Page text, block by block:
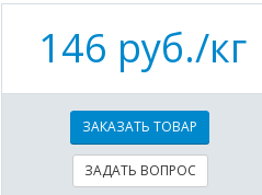
146 руб./кг
ЗАКАЗАТЬ ТОВАР
ЗАДАТЬ ВОПРОС